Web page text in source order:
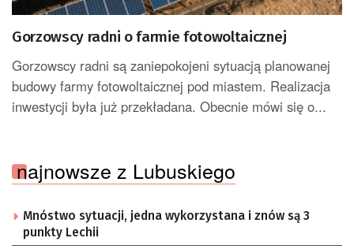
Gorzowscy radni o farmie fotowoltaicznej
Gorzowscy radni są zaniepokojeni sytuacją planowanej
budowy farmy fotowoltaicznej pod miastem. Realizacja
inwestycji była już przekładana. Obecnie mówi się o...
najnowsze z Lubuskiego
Mnóstwo sytuacji, jedna wykorzystana i znów są 3
punkty Lechii